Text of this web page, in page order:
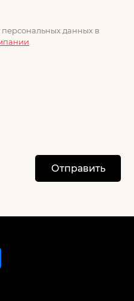
персональных данных в
.
Отправить